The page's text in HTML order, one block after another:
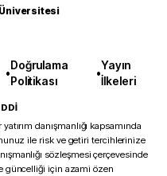
•
Doğrulama
Politikası
•
Yayın
İlkeleri
danışmanlığı kapsamında
ile risk ve getiri tercihlerinize
sözleşmesi çerçevesinde
güncelliği için azami özen